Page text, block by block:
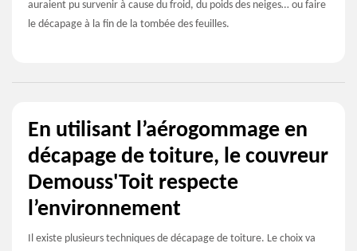
auraient pu survenir à cause du froid, du poids des neiges… ou faire
le décapage à la fin de la tombée des feuilles.
En utilisant l’aérogommage en
décapage de toiture, le couvreur
Demouss'Toit respecte
l’environnement
Il existe plusieurs techniques de décapage de toiture. Le choix va